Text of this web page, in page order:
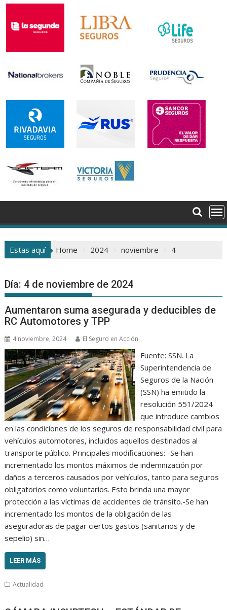
Estas aquí Home 2024 noviembre 4
Día: 4 de noviembre de 2024
Aumentaron suma asegurada y deducibles de
RC Automotores y TPP
4 noviembre, 2024 El Seguro en Acción
Fuente: SSN. La
Superintendencia de
Seguros de la Nación
(SSN) ha emitido la
resolución 551/2024
que introduce cambios
en las condiciones de los seguros de responsabilidad civil para
vehículos automotores, incluidos aquellos destinados al
transporte público. Principales modificaciones: -Se han
incrementado los montos máximos de indemnización por
daños a terceros causados por vehículos, tanto para seguros
obligatorios como voluntarios. Esto brinda una mayor
protección a las víctimas de accidentes de tránsito.-Se han
incrementado los montos de la obligación de las
aseguradoras de pagar ciertos gastos (sanitarios y de
sepelio) sin…
LEER MÁS
Actualidad